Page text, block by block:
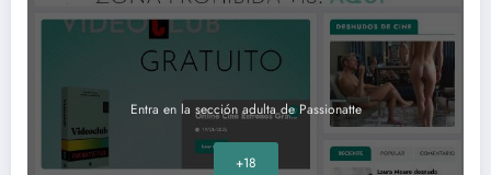
Entra en la sección adulta de Passionatte
+18